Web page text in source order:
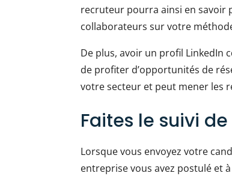
recruteur pourra ainsi en savoir
collaborateurs sur votre
De plus, avoir un profil LinkedIn
de profiter d’opportunités de
votre secteur et peut mener les
Faites le suivi
Lorsque vous envoyez votre
entreprise vous avez postulé et